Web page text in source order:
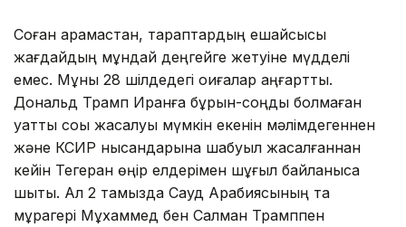
Соған қарамастан, тараптардың ешқайсысы
жағдайдың мұндай деңгейге жетуіне мүдделі
емес. Мұны 28 шілдедегі оқиғалар аңғартты.
Дональд Трамп Иранға бұрын-соңды болмаған
қуатты соққы жасалуы мүмкін екенін мәлімдегеннен
және КСИР нысандарына шабуыл жасалғаннан
кейін Тегеран өңір елдерімен шұғыл байланысқа
шықты. Ал 2 тамызда Сауд Арабиясының тақ
мұрагері Мұхаммед бен Салман Трамппен